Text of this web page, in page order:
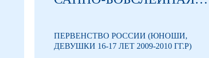
ОБРАЗОВАТЕЛЬНОГО
ФОНДА «ТАЛАНТ И
ПЕРВЕНСТВО РОССИИ (ЮНОШИ,
ДЕВУШКИ 16-17 ЛЕТ 2009-2010 ГГ.Р)